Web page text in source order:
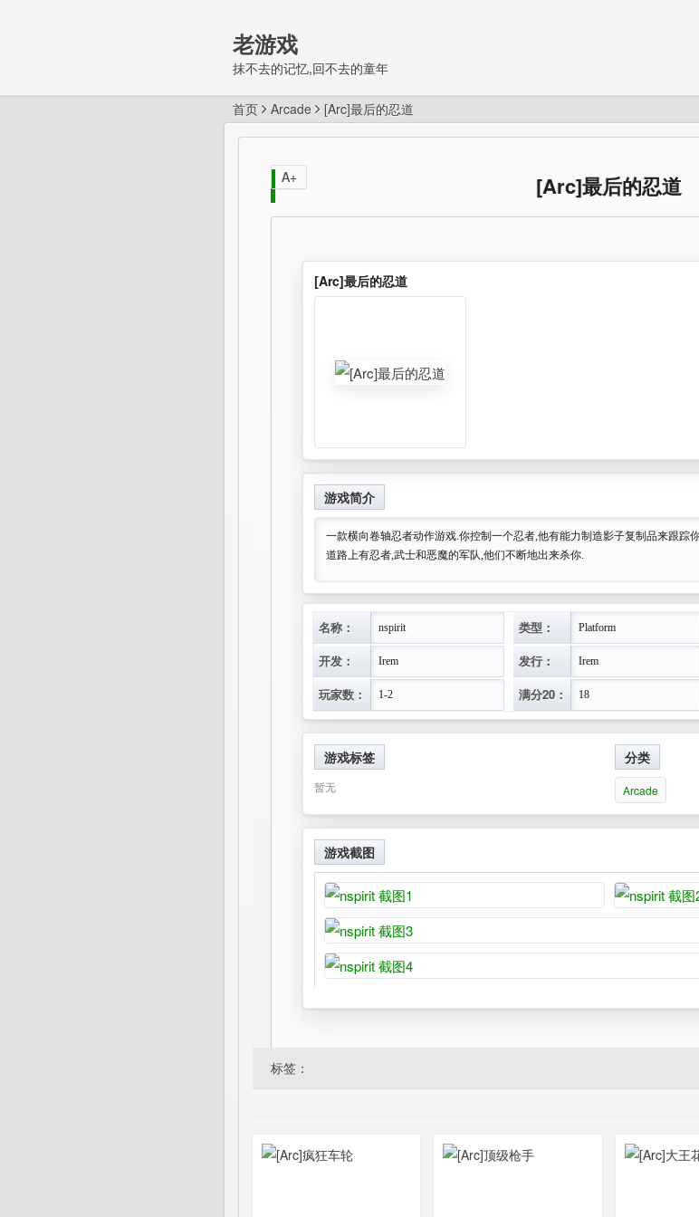
老游戏
抹不去的记忆,回不去的童年
首页 Arcade [Arc]最后的忍道
[Arc]最后的忍道
[Arc]最后的忍道
游戏简介
一款横向卷轴忍者动作游戏.你控制一个忍者,他有能力制造影子复制品来跟踪
道路上有忍者,武士和恶魔的军队,他们不断地出来杀你.
名称： nspirit 类型： Platform
开发： Irem 发行： Irem
玩家数： 1-2 满分20： 18
游戏标签
暂无
分类
Arcade
游戏截图
A+
标签：